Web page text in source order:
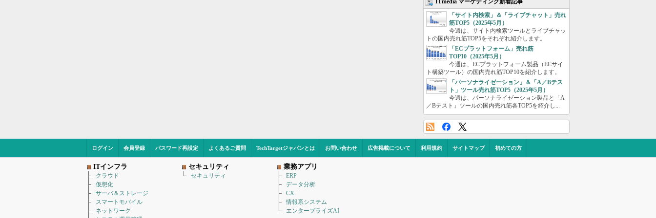
ITmedia マーケティング新着記事
「サイト内検索」＆「ライブチャット」売れ
筋TOP5（2025年5月）
今週は、サイト内検索ツールとライブチャッ
トの国内売れ筋TOP5をそれぞれ紹介します。
「ECプラットフォーム」売れ筋
TOP10（2025年5月）
今週は、ECプラットフォーム製品（ECサイ
ト構築ツール）の国内売れ筋TOP10を紹介します。
「パーソナライゼーション」＆「A／Bテス
ト」ツール売れ筋TOP5（2025年5月）
今週は、パーソナライゼーション製品と「A
／Bテスト」ツールの国内売れ筋各TOP5を紹介し...
ログイン 会員登録 パスワード再設定 よくあるご質問 TechTargetジャパンとは お問い合わせ 広告掲載について 利用規約 サイトマップ 初めての方
ITインフラ
クラウド
仮想化
サーバ＆ストレージ
スマートモバイル
ネットワーク
セキュリティ
セキュリティ
業務アプリ
ERP
データ分析
CX
情報系システム
エンタープライズAI